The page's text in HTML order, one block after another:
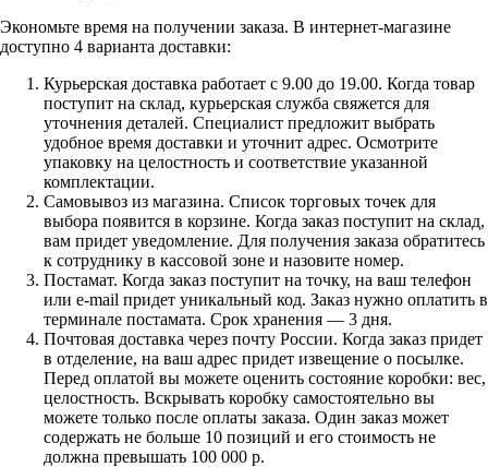
Экономьте время на получении заказа. В интернет-магазине
доступно 4 варианта доставки:
Курьерская доставка работает с 9.00 до 19.00. Когда товар
поступит на склад, курьерская служба свяжется для
уточнения деталей. Специалист предложит выбрать
удобное время доставки и уточнит адрес. Осмотрите
упаковку на целостность и соответствие указанной
комплектации.
Самовывоз из магазина. Список торговых точек для
выбора появится в корзине. Когда заказ поступит на склад,
вам придет уведомление. Для получения заказа обратитесь
к сотруднику в кассовой зоне и назовите номер.
Постамат. Когда заказ поступит на точку, на ваш телефон
или e-mail придет уникальный код. Заказ нужно оплатить в
терминале постамата. Срок хранения — 3 дня.
Почтовая доставка через почту России. Когда заказ придет
в отделение, на ваш адрес придет извещение о посылке.
Перед оплатой вы можете оценить состояние коробки: вес,
целостность. Вскрывать коробку самостоятельно вы
можете только после оплаты заказа. Один заказ может
содержать не больше 10 позиций и его стоимость не
должна превышать 100 000 р.